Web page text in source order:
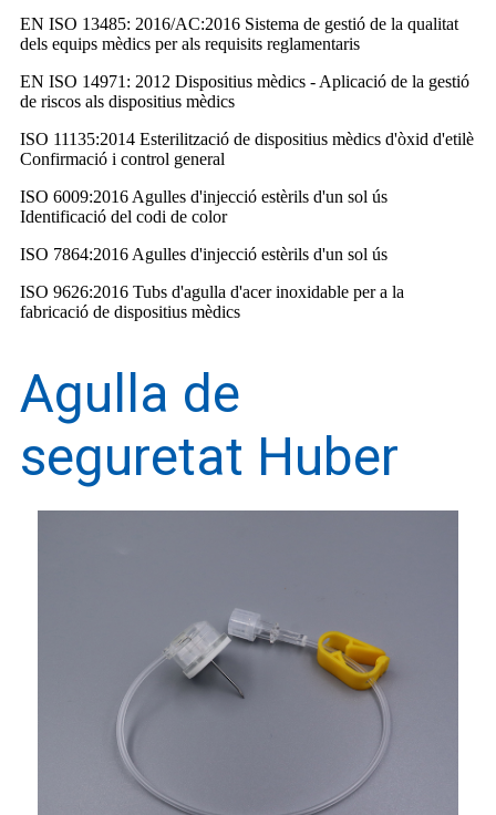
EN ISO 13485: 2016/AC:2016 Sistema de gestió de la qualitat
dels equips mèdics per als requisits reglamentaris
EN ISO 14971: 2012 Dispositius mèdics - Aplicació de la gestió
de riscos als dispositius mèdics
ISO 11135:2014 Esterilització de dispositius mèdics d'òxid d'etilè
Confirmació i control general
ISO 6009:2016 Agulles d'injecció estèrils d'un sol ús
Identificació del codi de color
ISO 7864:2016 Agulles d'injecció estèrils d'un sol ús
ISO 9626:2016 Tubs d'agulla d'acer inoxidable per a la
fabricació de dispositius mèdics
Agulla de
seguretat Huber